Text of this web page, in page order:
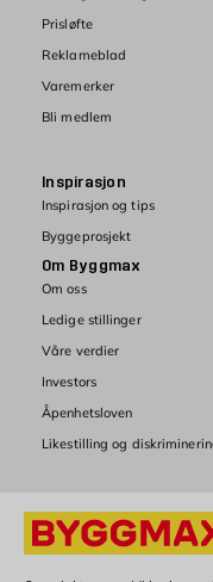
Prisløfte
Reklameblad
Varemerker
Bli medlem
Inspirasjon
Inspirasjon og tips
Byggeprosjekt
Om Byggmax
Om oss
Ledige stillinger
Våre verdier
Investors
Åpenhetsloven
Likestilling og